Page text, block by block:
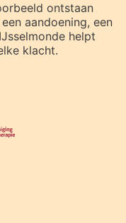
ontstaan
aandoening, een
helpt
klacht.